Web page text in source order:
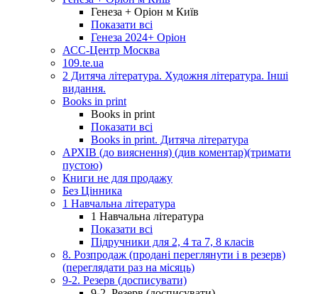
Генеза + Оріон м Київ
Показати всі
Генеза 2024+ Оріон
АСС-Центр Москва
109.te.ua
2 Дитяча література. Художня література. Інші
видання.
Books in print
Books in print
Показати всі
Books in print. Дитяча література
АРХІВ (до вияснення) (див коментар)(тримати
пустою)
Книги не для продажу
Без Цінника
1 Навчальна література
1 Навчальна література
Показати всі
Підручники для 2, 4 та 7, 8 класів
8. Розпродаж (продані переглянути і в резерв)
(переглядати раз на місяць)
9-2. Резерв (досписувати)